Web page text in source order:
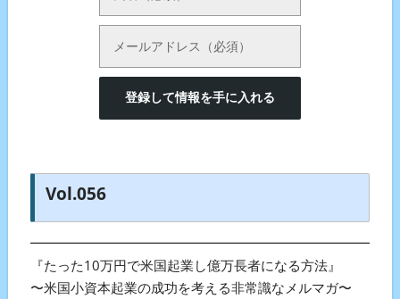
登録して情報を手に入れる
Vol.056
『たった10万円で米国起業し億万長者になる方法』
〜米国小資本起業の成功を考える非常識なメルマガ〜